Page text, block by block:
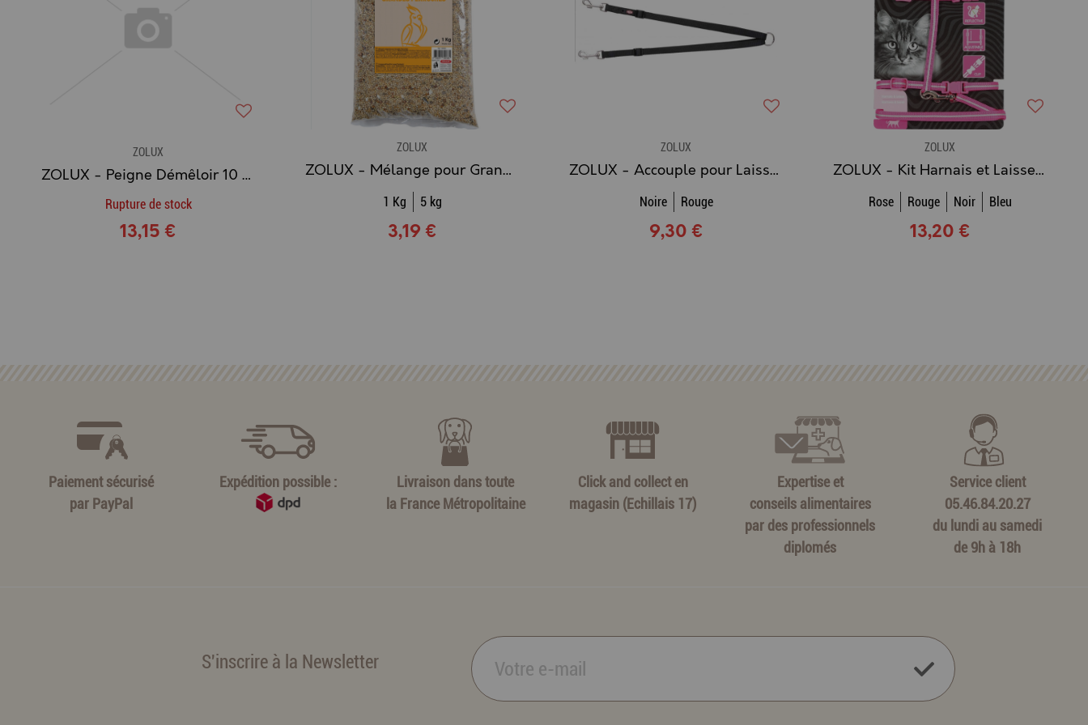
ZOLUX
ZOLUX - Peigne Démêloir 10 Dents Gamme ANAH
Rupture de stock
13,15 €
ZOLUX
ZOLUX - Mélange pour Grandes Perruches
1 Kg 5 kg
3,19 €
ZOLUX
ZOLUX - Accouple pour Laisse / Laisse Double Chien
Noire Rouge
9,30 €
ZOLUX
ZOLUX - Kit Harnais et Laisse pour chat
Rose Rouge Noir Bleu
13,20 €
Paiement sécurisé
par PayPal
Expédition possible :
Livraison dans toute
la France Métropolitaine
Click and collect en
magasin (Echillais 17)
Expertise et
conseils alimentaires
par des professionnels
diplomés
Service client
05.46.84.20.27
du lundi au samedi
de 9h à 18h
S'inscrire à la Newsletter